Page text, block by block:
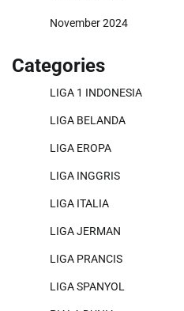
November 2024
Categories
LIGA 1 INDONESIA
LIGA BELANDA
LIGA EROPA
LIGA INGGRIS
LIGA ITALIA
LIGA JERMAN
LIGA PRANCIS
LIGA SPANYOL